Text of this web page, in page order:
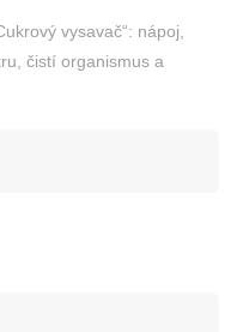
vysavač“: nápoj,
čistí organismus a